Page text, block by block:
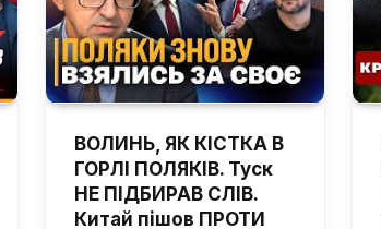
ВОЛИНЬ, ЯК КІСТКА В
ГОРЛІ ПОЛЯКІВ. Туск
НЕ ПІДБИРАВ СЛІВ.
Китай пішов ПРОТИ